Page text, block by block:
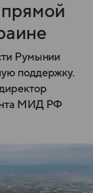
Румынии
поддержку.
МИД РФ